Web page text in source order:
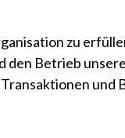
zu
Betrieb
und